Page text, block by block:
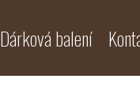
Dárková balení